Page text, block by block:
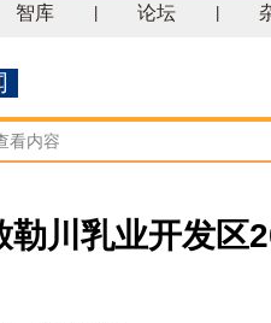
智库 论坛
看内容
勒川乳业开发区